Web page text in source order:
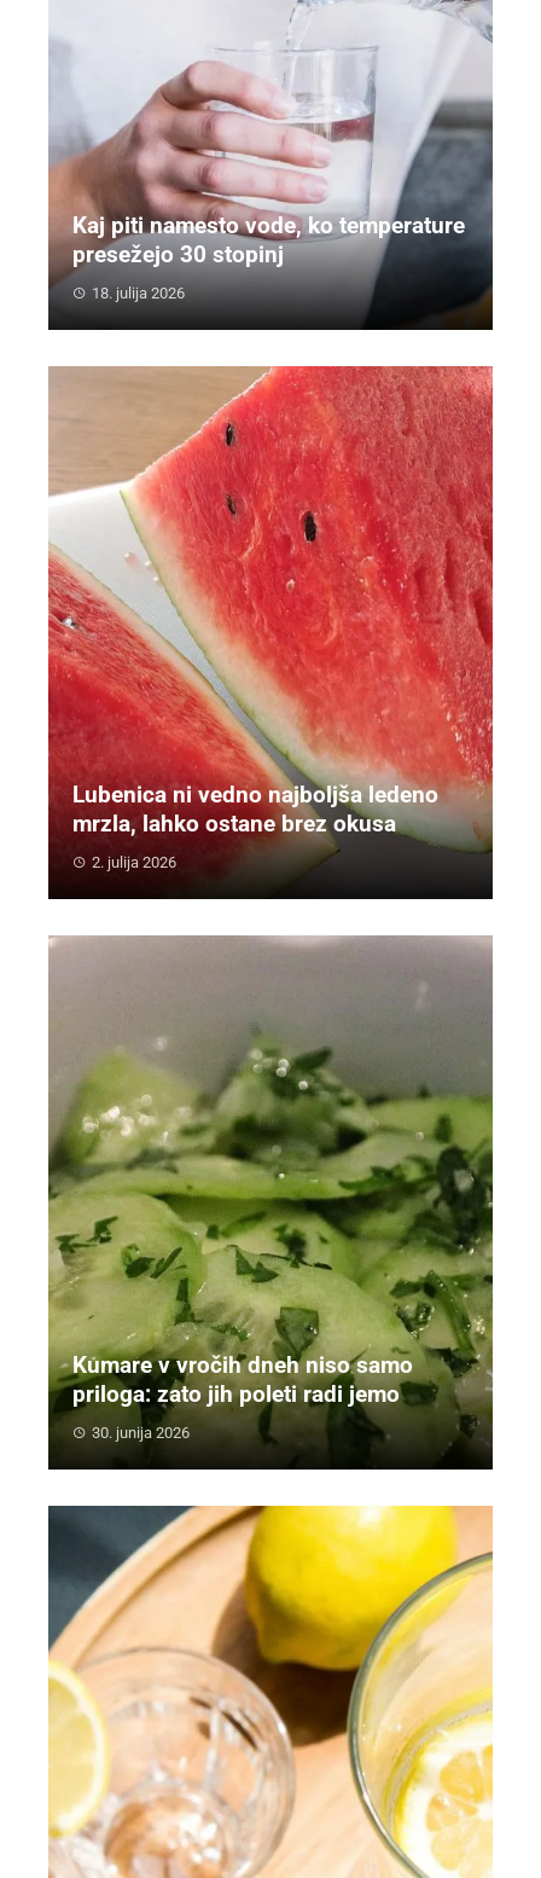
Kaj piti namesto vode, ko temperature
presežejo 30 stopinj
18. julija 2026
Lubenica ni vedno najboljša ledeno
mrzla, lahko ostane brez okusa
2. julija 2026
Kumare v vročih dneh niso samo
priloga: zato jih poleti radi jemo
30. junija 2026